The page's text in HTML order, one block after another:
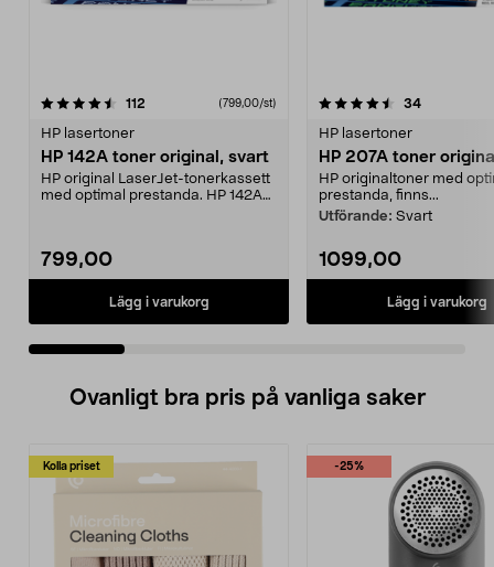
112 (799,00/st)
HP lasertoner
HP 142A toner original, svart
HP original LaserJet-tonerkassett
med optimal prestanda. HP 142A
799,00
Lägg i varukorg
4.5 av 5 stjärnor 34recensioner
HP lasertoner
HP 207A toner
HP originaltoner med
prestanda, finns...
Utförande: Svart
1099,00
Lägg i varukorg
4.5 av 5 stjärnor
Ovanligt bra pris på vanliga saker
Kolla priset -25%